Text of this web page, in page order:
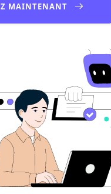
MAINTENANT